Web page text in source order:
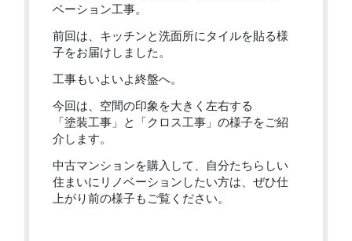
ベーション工事。
前回は、キッチンと洗面所にタイルを貼る様
子をお届けしました。
工事もいよいよ終盤へ。
今回は、空間の印象を大きく左右する
「塗装工事」と「クロス工事」の様子をご紹
介します。
中古マンションを購入して、自分たちらしい
住まいにリノベーションしたい方は、ぜひ仕
上がり前の様子もご覧ください。